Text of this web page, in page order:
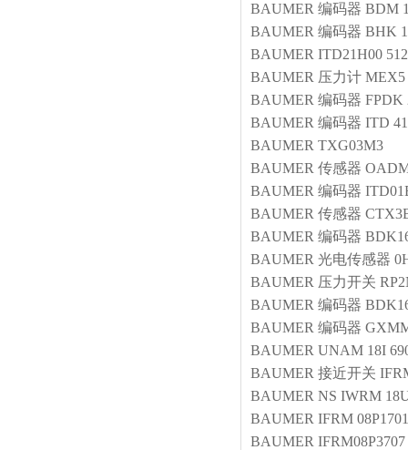
BAUMER 编码器 BDM
BAUMER 编码器 BHK
BAUMER ITD21H00
BAUMER 压力计 MEX5
BAUMER 编码器 FPDK
BAUMER 编码器 ITD
BAUMER TXG03M3
BAUMER 传感器
BAUMER 编码器
BAUMER 传感器
BAUMER 编码器
BAUMER 光电传感器
BAUMER 压力开关
BAUMER 编码器
BAUMER 编码器
BAUMER UNAM 18I
BAUMER 接近开关
BAUMER NS IWRM
BAUMER IFRM
BAUMER IFRM08P3707